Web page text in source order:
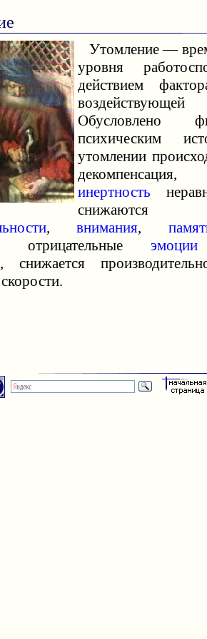
Утомление —
уровня
действием
Обусловлено
психическим
утомлении
декомпенсация,
инертность
снижаются
,внимания,
отрицательныеэмоции
снижается